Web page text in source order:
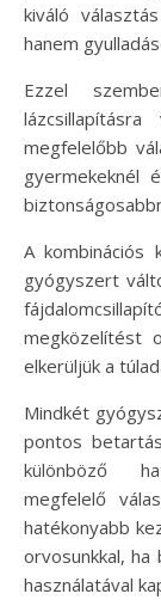
kiváló
hanem
Ezzel
megfelelőbb
gyermekeknél
A
gyógyszert
megközelítést
elkerüljük a
Mindkét
pontos
különböző
megfelelő
hatékonyabb
orvosunkkal,
használatával